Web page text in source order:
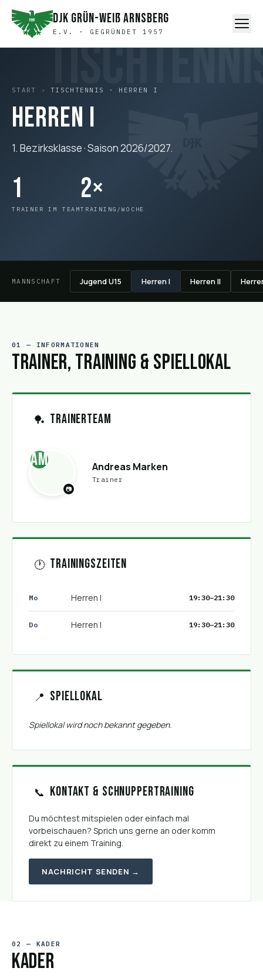
DJK Grün-Weiß Arnsberg
E.V. · GEGRÜNDET 1957
START › TISCHTENNIS · HERREN I
Herren I
1. Bezirksklasse · Saison 2026/2027.
1
TRAINER IM TEAM
2×
TRAINING/WOCHE
MANNSCHAFT Jugend U15 Herren I Herren II
01 — INFORMATIONEN
Trainer, Training & Spiellokal
🏓 Trainerteam
AM
📷
Andreas Marken
Trainer
🕐 Trainingszeiten
Mo Herren I 19:30–21:30
Do Herren I 19:30–21:30
📍 Spiellokal
Spiellokal wird noch bekannt gegeben.
📞 Kontakt & Schnuppertraining
Du möchtest mitspielen oder einfach mal
vorbeischauen? Sprich uns gerne an oder komm
direkt zu einem Training.
NACHRICHT SENDEN →
02 — KADER
Kader